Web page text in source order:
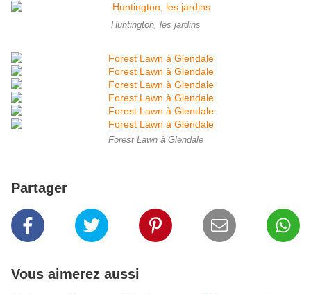
Huntington, les jardins
Forest Lawn à Glendale
Partager
Vous aimerez aussi